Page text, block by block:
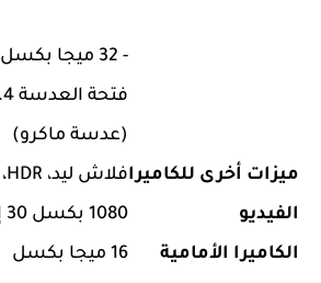
- 32 ميجا بكسل
فتحة العدسة f/2.4
(عدسة ماكرو)
ميزات أخرى للكاميرافلاش ليد، HDR، بانوراما
الفيديو
1080 بكسل 30 إطارًا في الثانية
الكاميرا الأمامية
16 ميجا بكسل